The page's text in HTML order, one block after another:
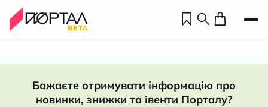
Бажаєте отримувати інформацію про
новинки, знижки та івенти Порталу?